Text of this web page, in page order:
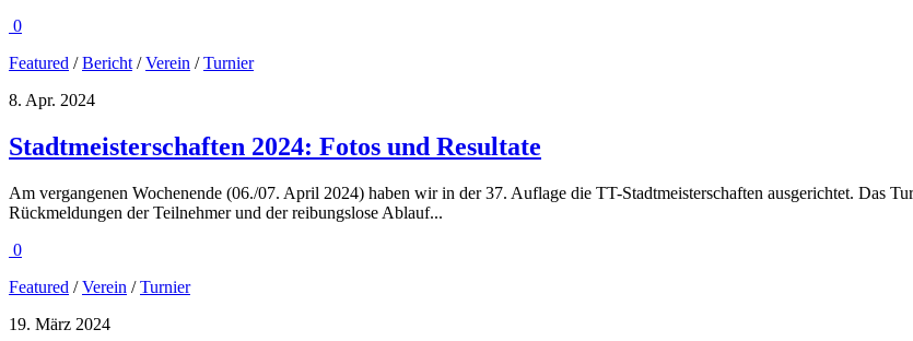
0
Featured /Bericht /Verein /Turnier
8. Apr. 2024
Stadtmeisterschaften 2024: Fotos und Resultate
Am vergangenen Wochenende (06./07. April 2024) haben wir in der 37. Auflage die TT-Stadtmeisterschaften ausgerichtet. Das
Rückmeldungen der Teilnehmer und der reibungslose Ablauf...
0
Featured /Verein /Turnier
19. März 2024